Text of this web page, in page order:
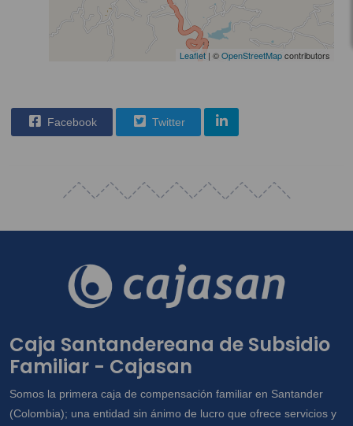
Leaflet| ©OpenStreetMapcontributors
Facebook Twitter
Caja Santandereana de Subsidio
Familiar - Cajasan
Somos la primera caja de compensación familiar en Santander
(Colombia); una entidad sin ánimo de lucro que ofrece servicios y